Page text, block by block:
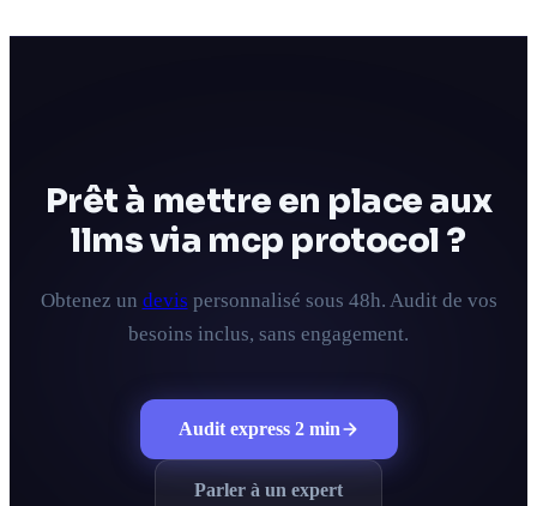
Prêt à mettre en place aux
llms via mcp protocol ?
Obtenez un devis personnalisé sous 48h. Audit de vos
besoins inclus, sans engagement.
Audit express 2 min
Parler à un expert